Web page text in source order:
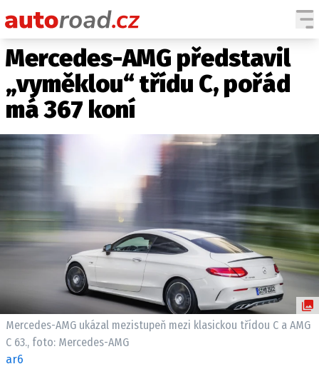
AUTA
TESTY AUT
SPY
HISTORIE
ZAJÍMAVOSTI
EKONOMIKA
ČESKÝ TRH
TUNING
PROFI
ELEKTRO
Mercedes-AMG představil
„vyměklou“ třídu C, pořád
má 367 koní
Mercedes-AMG ukázal mezistupeň mezi klasickou třídou C a AMG
C 63., foto: Mercedes-AMG
ar6